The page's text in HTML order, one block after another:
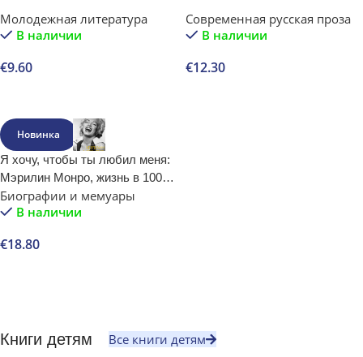
Молодежная литература
В наличии
€9.60
Современная русская проза
В наличии
€12.30
Новинка
Я хочу, чтобы ты любил меня:
Мэрилин Монро, жизнь в 100
кадрах
Биографии и мемуары
В наличии
€18.80
Книги детям Все книги детям